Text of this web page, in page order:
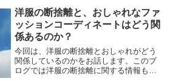
が毎年の恒例行事になってい...
洋服の断捨離と、おしゃれなファ
ッションコーディネートはどう関
係あるのか？
今回は、洋服の断捨離とおしゃれがどう
関係しているのかをお話します。このブ
ログでは洋服の断捨離に関する情報も紹